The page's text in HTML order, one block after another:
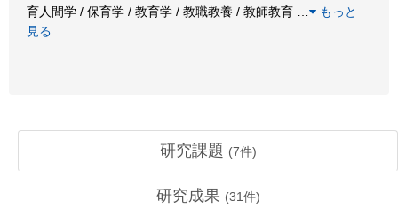
育人間学 / 保育学 / 教育学 / 教職教養 / 教師教育
もっと
見る
研究課題 (7件)
研究成果 (31件)